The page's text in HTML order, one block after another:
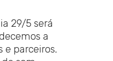
29/5 será
a
e parceiros.